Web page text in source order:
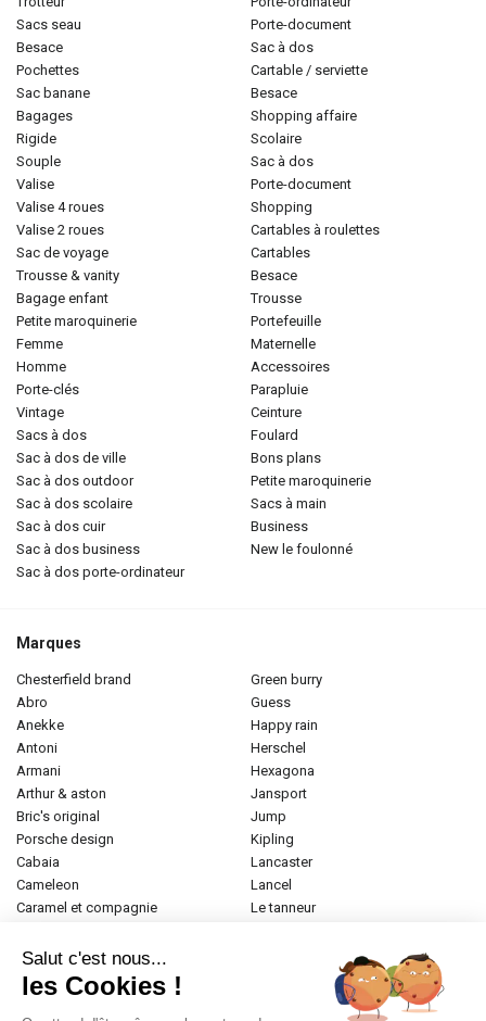
sacs seau
besace
pochettes
sac banane
bagages
rigide
souple
valise
valise 4 roues
valise 2 roues
sac de voyage
trousse & vanity
bagage enfant
petite maroquinerie
femme
homme
porte-clés
vintage
sacs à dos
sac à dos de ville
sac à dos outdoor
sac à dos scolaire
sac à dos cuir
sac à dos business
sac à dos porte-ordinateur
porte-document
sac à dos
cartable / serviette
besace
shopping affaire
scolaire
sac à dos
porte-document
shopping
cartables à roulettes
cartables
besace
trousse
portefeuille
maternelle
accessoires
parapluie
ceinture
foulard
bons plans
petite maroquinerie
sacs à main
business
new le foulonné
Marques
chesterfield brand
abro
anekke
antoni
armani
arthur & aston
bric's original
porsche design
cabaia
cameleon
caramel et compagnie
donna celi
eastpak
elite
green burry
guess
happy rain
herschel
hexagona
jansport
jump
kipling
lancaster
lancel
le tanneur
Salut c'est nous...
les Cookies !